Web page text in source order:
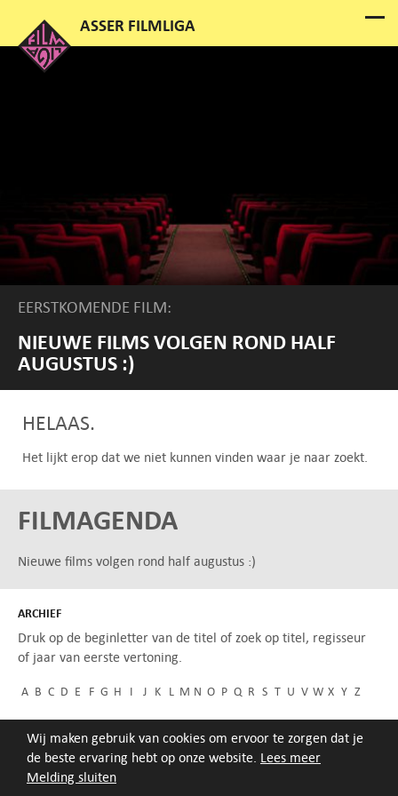
Melding sluiten
Wij maken gebruik van cookies om ervoor te zorgen dat je
de beste ervaring hebt op onze website. Lees meer
EERSTKOMENDE FILM:
NIEUWE FILMS VOLGEN ROND HALF
AUGUSTUS :)
HELAAS.
Het lijkt erop dat we niet kunnen vinden waar je naar zoekt.
FILMAGENDA
Nieuwe films volgen rond half augustus :)
ARCHIEF
Druk op de beginletter van de titel of zoek op titel, regisseur
of jaar van eerste vertoning.
A B C D E F G H I J K L M N O P Q R S T U V W X Y Z